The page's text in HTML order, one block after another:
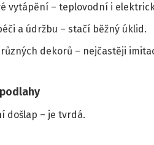
vytápění – teplovodní i
a údržbu – stačí běžný úklid.
dekorů – nejčastěji
došlap – je tvrdá.